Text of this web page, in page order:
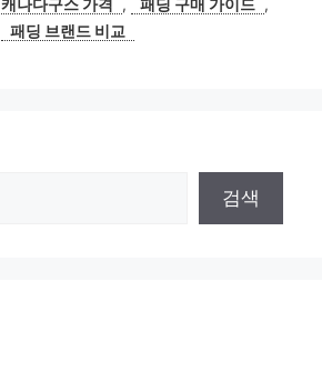
캐나다구스 가격 , 패딩 구매 가이드 ,
패딩 브랜드 비교
검색